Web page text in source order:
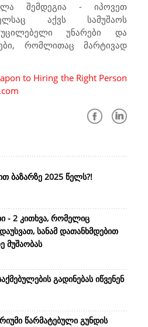
შემდეგია - იპოვეთ
აქვს სამუშაოს
უნარები და
რომლითაც მარტივად
to Hiring the Right Person
ბაზარზე 2025 წელს?!
- 2 კითხვა, რომელიც
სანამ დათანხმდებით
მუშაობას
გადინებას იწვენენ
წარმატებული გუნდის